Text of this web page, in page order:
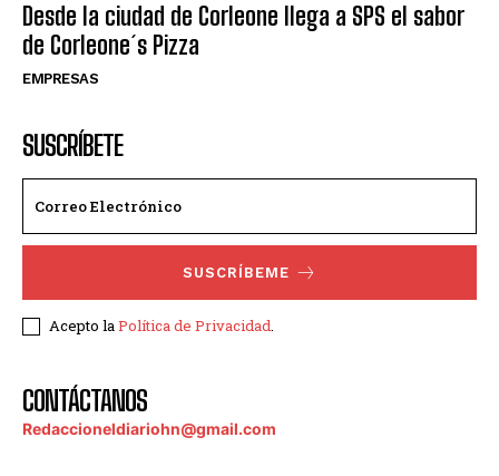
Desde la ciudad de Corleone llega a SPS el sabor
de Corleone´s Pizza
EMPRESAS
SUSCRÍBETE
SUSCRÍBEME
Acepto laPolítica de Privacidad.
CONTÁCTANOS
Redaccioneldiariohn@gmail.com